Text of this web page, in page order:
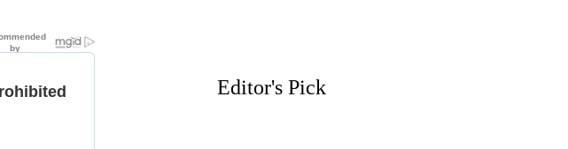
Editor's Pick